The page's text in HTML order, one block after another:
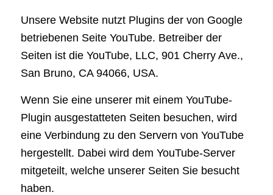
Unsere Website nutzt Plugins der von Google
betriebenen Seite YouTube. Betreiber der
Seiten ist die YouTube, LLC, 901 Cherry Ave.,
San Bruno, CA 94066, USA.
Wenn Sie eine unserer mit einem YouTube-
Plugin ausgestatteten Seiten besuchen, wird
eine Verbindung zu den Servern von YouTube
hergestellt. Dabei wird dem YouTube-Server
mitgeteilt, welche unserer Seiten Sie besucht
haben.